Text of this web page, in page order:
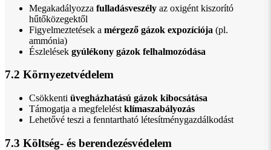
Megakadályozza fulladásveszély az oxigént kiszorító
hűtőközegektől
Figyelmeztetések a mérgező gázok expozíciója (pl.
ammónia)
Észlelések gyúlékony gázok felhalmozódása
7.2 Környezetvédelem
Csökkenti üvegházhatású gázok kibocsátása
Támogatja a megfelelést klímaszabályozás
Lehetővé teszi a fenntartható létesítménygazdálkodást
7.3 Költség- és berendezésvédelem